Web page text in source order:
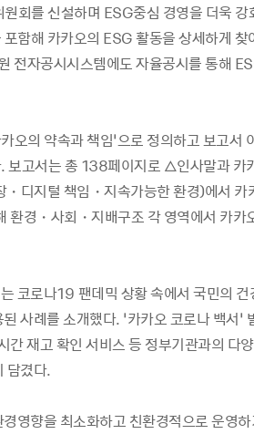
회를 신설하며 ESG중심 경영을 더욱 강
함해 카카오의 ESG 활동을 상세하게 찾
전자공시시스템에도 자율공시를 통해
오의 약속과 책임’으로 정의하고 보고서
보고서는 총 138페이지로 △인사말과 카
디지털 책임・지속가능한 환경)에서 카
경・사회・지배구조 각 영역에서 카카
코로나19 팬데믹 상황 속에서 국민의 건
사례를 소개했다. ‘카카오 코로나 백서’
간 재고 확인 서비스 등 정부기관과의 다
담겼다.
영향을 최소화하고 친환경적으로 운영